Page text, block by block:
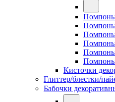
Кисточки
Глиттер/блестки/
Бабочки